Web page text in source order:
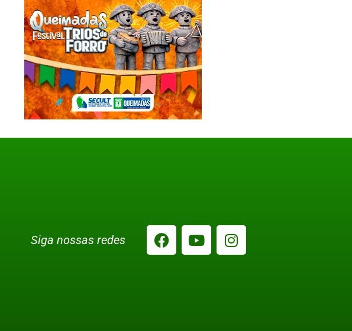
Siga nossas redes